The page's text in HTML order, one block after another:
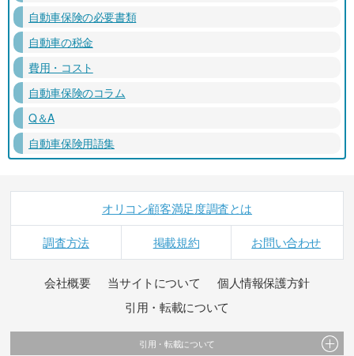
自動車保険の必要書類
自動車の税金
費用・コスト
自動車保険のコラム
Q＆A
自動車保険用語集
オリコン顧客満足度調査とは
調査方法 掲載規約 お問い合わせ
会社概要 当サイトについて
個人情報保護方針
引用・転載について
引用・転載について